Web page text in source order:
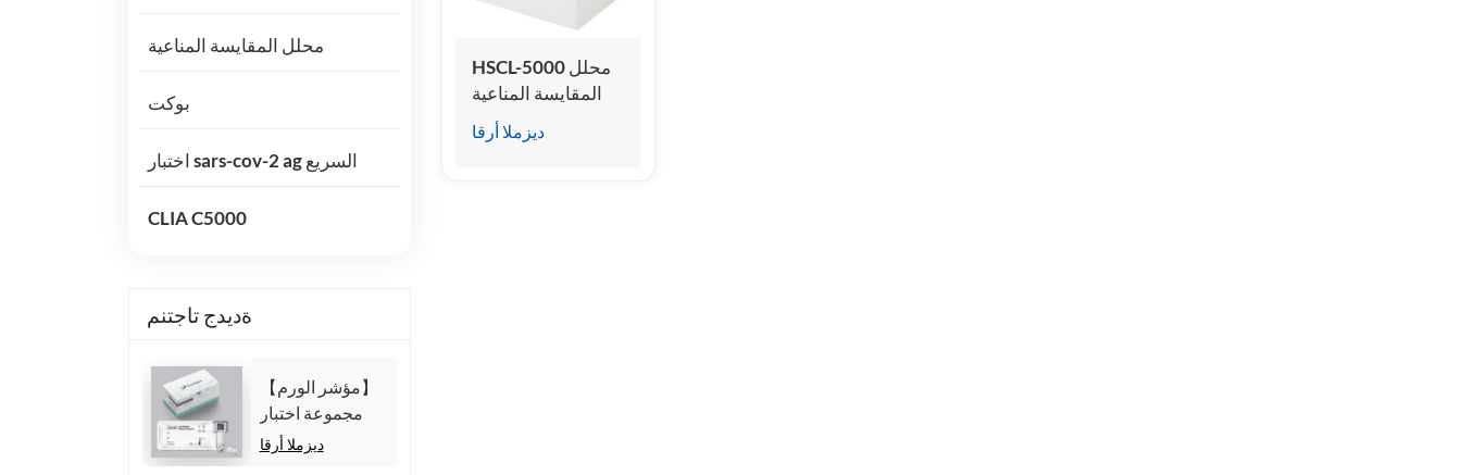
محلل المقايسة المناعية
بوكت
اختبار sars-cov-2 ag السريع
CLIA C5000
ةديدج تاجتنم
【مؤشر الورم】
مجموعة اختبار
مستضد
ديزملا أرقا
HSCL-5000 محلل
المقايسة المناعية
المتجانسة البيطرية
ديزملا أرقا